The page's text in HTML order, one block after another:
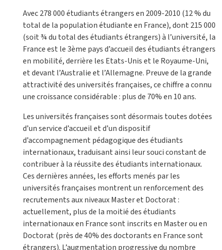
Avec 278 000 étudiants étrangers en 2009-2010 (12 % du
total de la population étudiante en France), dont 215 000
(soit ¾ du total des étudiants étrangers) à l’université, la
France est le 3ème pays d’accueil des étudiants étrangers
en mobilité, derrière les Etats-Unis et le Royaume-Uni,
et devant l’Australie et l’Allemagne. Preuve de la grande
attractivité des universités françaises, ce chiffre a connu
une croissance considérable : plus de 70% en 10 ans.
Les universités françaises sont désormais toutes dotées
d’un service d’accueil et d’un dispositif
d’accompagnement pédagogique des étudiants
internationaux, traduisant ainsi leur souci constant de
contribuer à la réussite des étudiants internationaux.
Ces dernières années, les efforts menés par les
universités françaises montrent un renforcement des
recrutements aux niveaux Master et Doctorat :
actuellement, plus de la moitié des étudiants
internationaux en France sont inscrits en Master ou en
Doctorat (près de 40% des doctorants en France sont
étrangers). L’augmentation progressive du nombre